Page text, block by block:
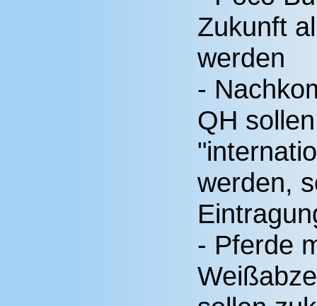
Zukunft
werden
-
QH
werden,
- Pferde